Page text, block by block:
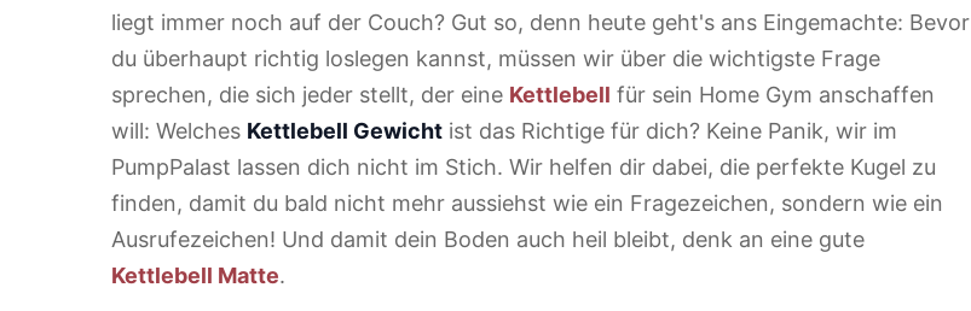
liegt immer noch auf der Couch? Gut so, denn heute geht's ans Eingemachte: Bevor
du überhaupt richtig loslegen kannst, müssen wir über die wichtigste Frage
sprechen, die sich jeder stellt, der eine Kettlebell für sein Home Gym anschaffen
will: Welches Kettlebell Gewicht ist das Richtige für dich? Keine Panik, wir im
PumpPalast lassen dich nicht im Stich. Wir helfen dir dabei, die perfekte Kugel zu
finden, damit du bald nicht mehr aussiehst wie ein Fragezeichen, sondern wie ein
Ausrufezeichen! Und damit dein Boden auch heil bleibt, denk an eine gute
Kettlebell Matte.